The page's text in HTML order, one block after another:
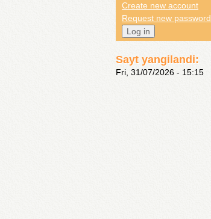
Create new account
Request new password
Sayt yangilandi:
Fri, 31/07/2026 - 15:15